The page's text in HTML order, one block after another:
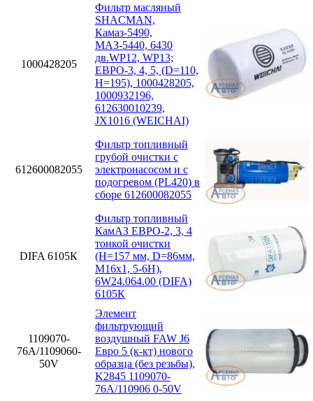
1000428205
Фильтр масляный
SHACMAN,
Камаз-5490,
МАЗ-5440, 6430
дв.WP12, WP13;
ЕВРО-3, 4, 5, (D=110,
H=195), 1000428205,
1000932196,
612630010239,
JX1016 (WEICHAI)
612600082055
Фильтр топливный
грубой очистки с
электронасосом и с
подогревом (PL420) в
сборе 612600082055
DIFA 6105К
Фильтр топливный
КамАЗ ЕВРО-2, 3, 4
тонкой очистки
(H=157 мм, D=86мм,
M16x1, 5-6H),
6W24.064.00 (DIFA)
6105К
1109070-
76А/1109060-
50V
Элемент
фильтрующий
воздушный FAW J6
Евро 5 (к-кт) нового
образца (без резьбы),
K2845 1109070-
76А/110906 0-50V